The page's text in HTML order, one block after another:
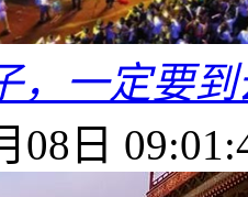
，一定要
08日